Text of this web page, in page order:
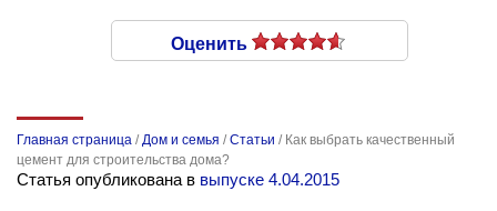
Оценить
Главная страница /Дом и семья /Статьи / Как выбрать качественный
цемент для строительства дома?
Статья опубликована в выпуске 4.04.2015